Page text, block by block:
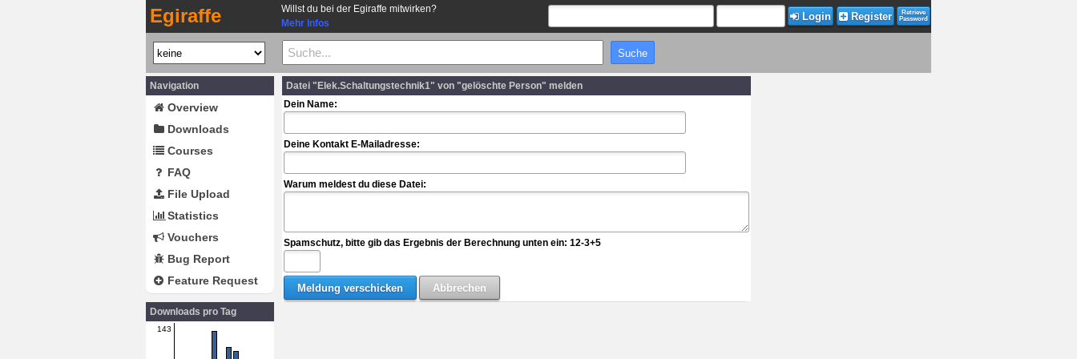
Egiraffe
Willst du bei der Egiraffe mitwirken?
Mehr Infos
Login Register
Retrieve
Password
Navigation
Overview
Downloads
Courses
FAQ
File Upload
Statistics
Vouchers
Bug Report
Feature Request
Downloads pro Tag
143
Datei "Elek.Schaltungstechnik1" von "gelöschte Person" melden
Dein Name:
Deine Kontakt E-Mailadresse:
Warum meldest du diese Datei:
Spamschutz, bitte gib das Ergebnis der Berechnung unten ein: 12-3+5